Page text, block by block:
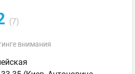
(7)
внимания